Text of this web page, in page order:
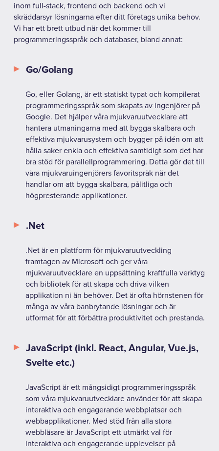
inom full-stack, frontend och backend och vi
skräddarsyr lösningarna efter ditt företags unika behov.
Vi har ett brett utbud när det kommer till
programmeringsspråk och databaser, bland annat:
Go/Golang
Go, eller Golang, är ett statiskt typat och kompilerat
programmeringsspråk som skapats av ingenjörer på
Google. Det hjälper våra mjukvaruutvecklare att
hantera utmaningarna med att bygga skalbara och
effektiva mjukvarusystem och bygger på idén om att
hålla saker enkla och effektiva samtidigt som det har
bra stöd för parallellprogrammering. Detta gör det till
våra mjukvaruingenjörers favoritspråk när det
handlar om att bygga skalbara, pålitliga och
högpresterande applikationer.
.Net
.Net är en plattform för mjukvaruutveckling
framtagen av Microsoft och ger våra
mjukvaruutvecklare en uppsättning kraftfulla verktyg
och bibliotek för att skapa och driva vilken
applikation ni än behöver. Det är ofta hörnstenen för
många av våra banbrytande lösningar och är
utformat för att förbättra produktivitet och prestanda.
JavaScript (inkl. React, Angular, Vue.js,
Svelte etc.)
JavaScript är ett mångsidigt programmeringsspråk
som våra mjukvaruutvecklare använder för att skapa
interaktiva och engagerande webbplatser och
webbapplikationer. Med stöd från alla stora
webbläsare är JavaScript ett utmärkt val för
interaktiva och engagerande upplevelser på